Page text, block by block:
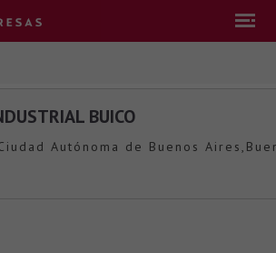
BUICO
Autónoma de Buenos